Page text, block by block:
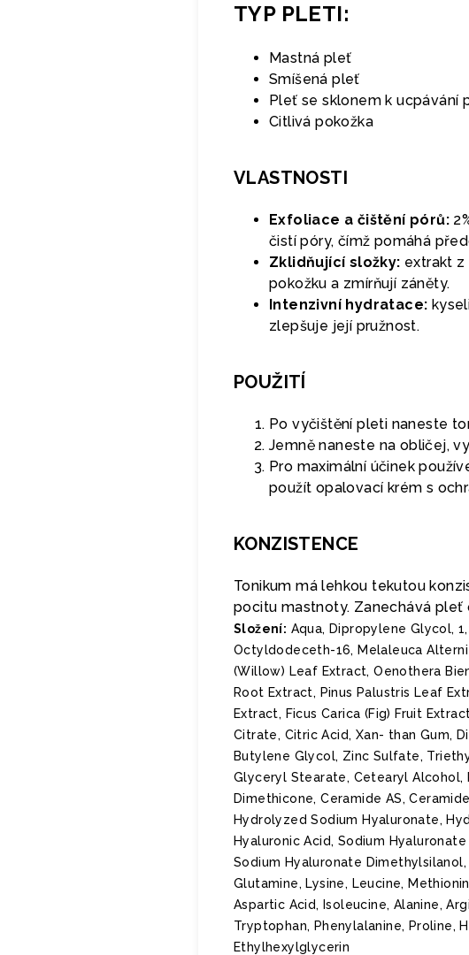
TYP PLETI:
Mastná pleť
Smíšená pleť
Pleť se sklonem k ucpávání
Citlivá pokožka
VLASTNOSTI
Exfoliace a čištění pórů:
čistí póry, čímž pomáhá
Zklidňující složky: extrakt z
pokožku a zmírňují záněty.
Intenzivní hydratace:
zlepšuje její pružnost.
POUŽITÍ
Po vyčištění pleti naneste
Jemně naneste na obličej,
Pro maximální účinek
použít opalovací krém s
KONZISTENCE
Tonikum má lehkou tekutou
pocitu mastnoty. Zanechává pleť
Složení: Aqua, Dipropylene Glycol,
Octyldodeceth-16, Melaleuca
(Willow) Leaf Extract, Oenothera
Root Extract, Pinus Palustris Leaf
Extract, Ficus Carica (Fig) Fruit
Citrate, Citric Acid, Xan- than Gum,
Butylene Glycol, Zinc Sulfate,
Glyceryl Stearate, Cetearyl Alcohol,
Dimethicone, Ceramide AS,
Hydrolyzed Sodium Hyaluronate,
Hyaluronic Acid, Sodium
Sodium Hyaluronate
Glutamine, Lysine, Leucine,
Aspartic Acid, Isoleucine, Alanine,
Tryptophan, Phenylalanine, Proline,
Ethylhexylglycerin